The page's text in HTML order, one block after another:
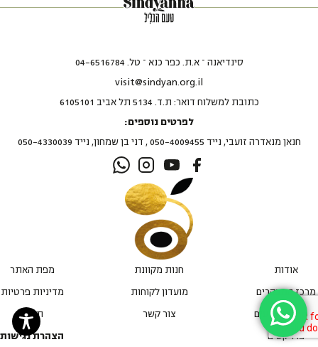
סינדיאנה – א.ת. כפר כנא – טל. 04-6516784
visit@sindyan.org.il
כתובת למשלוח דואר: ת.ד. 5134 תל אביב 6105101
לפרטים נוספים:
חנאן מנאדרה זועבי, נייד 050-4009455 , דני בן שמחון, נייד 050-4330039
אודות
מרכז המבקרים
חדשות ואירועים
פרויקטים
חנות מקוונת
מועדון לקוחות
צור קשר
מפת האתר
מדיניות פרטיות
תקנון
הצהרת נגישות